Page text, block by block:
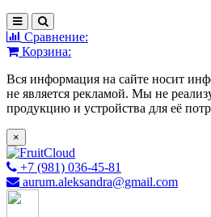
Сравнение:
Корзина:
Вся информация на сайте носит
не является рекламой. Мы не
продукцию и устройства для её
×
+7 (981) 036-45-81
aurum.aleksandra@gmail.com